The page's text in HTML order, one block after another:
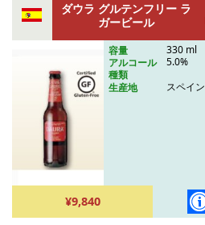
ダウラ グルテンフリー ラ
ガービール
容量
330 ml
アルコール
5.0%
種類
生産地
スペイン
¥9,840